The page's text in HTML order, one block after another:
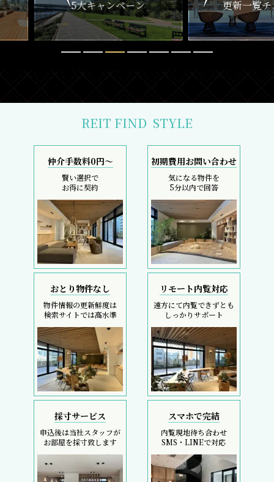
ン
更新一覧チェック
REIT FIND STYLE
仲介手数料0円～
賢い選択で
お得に契約
初期費用お問い合わせ
気になる物件を
5分以内で回答
おとり物件なし
物件情報の更新鮮度は
検索サイトでは高水準
リモート内覧対応
遠方にて内覧できずとも
しっかりサポート
採寸サービス
申込後は当社スタッフが
お部屋を採寸致します
スマホで完結
内覧現地待ち合わせ
SMS・LINEで対応